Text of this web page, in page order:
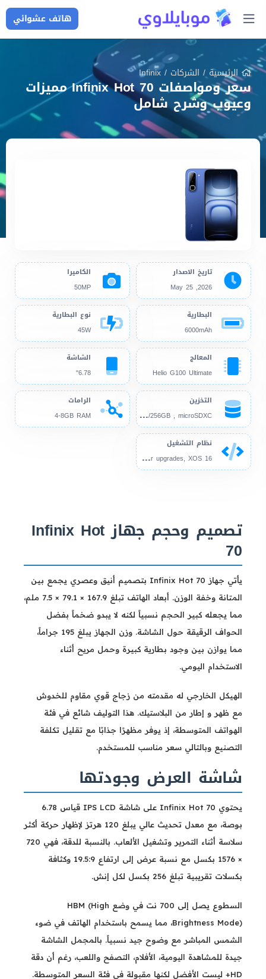
هاتف عشوائي
الرئيسية/ الشركات /
Infinix
سعر ومواصفات Infinix Hot 70 مميزات
وعيوب وشرح شامل
تاريخ الاصدار
2026, May 25
الكاميرا
50MP
البطارية
6000mAh
نوع البطارية
45W
المعالج
Helio G100 Ultimate
الشاشة
6.78"
التخزين
128
GB/256GB , microSDXC
الرامات
4-8GB RAM
نظام التشغيل
And
roid 16, up to 3 major upgrades, XOS 16
تصميم وحجم جهاز Infinix Hot
70
يأتي جهاز Infinix Hot 70 بتصميم أنيق وعصري يجمع بين
المتانة وخفة الوزن. أبعاد الهاتف تبلغ 167.9 × 79.1 × 7.5 ملم،
مما يجعله كبير الحجم نسبياً لكنه لا يبدو ضخماً بفضل
الحواف الرقيقة حول الشاشة. وزن الجهاز يبلغ 195 جراماً،
مما يوازن بين وجود بطارية كبيرة وحمل مريح أثناء
الاستخدام اليومي.
الهيكل الخارجي له مقدمته من زجاج قوي مقاوم للخدوش
مع ظهر و إطار من البلاستيك. هذا التوليف شائع في فئة
الهواتف المتوسطة، إذ يوفر مظهرًا جذابًا مع تقليل تكلفة
التصنيع وبالتالي سعر مناسب للمستخدم.
شاشة العرض وجودتها
يحتوي Infinix Hot 70 على شاشة IPS LCD قياس 6.78
بوصة، مع معدل تحديث عالي يبلغ 120 هرتز لإظهار حركة أكثر
سلاسة أثناء التمرير وتشغيل الألعاب. بالنسبة للدقة، فهي 720
× 1576 بكسل مع نسبة عرض إلى ارتفاع 19.5:9 وكثافة
بكسلات تقريبية تبلغ 256 بكسل لكل إنش.
السطوع يصل إلى 700 نت في وضع HBM (High
Brightness Mode)، مما يسمح باستخدام الهاتف في ضوء
الشمس المباشر مع وضوح جيد نسبياً. بالمجمل الشاشة
جيدة للمشاهدة اليومية، الأفلام، التصفح واللعب، رغم أن دقة
HD+ ليست الأفضل لكنها مقبولة في فئة السعر المتوسطة.